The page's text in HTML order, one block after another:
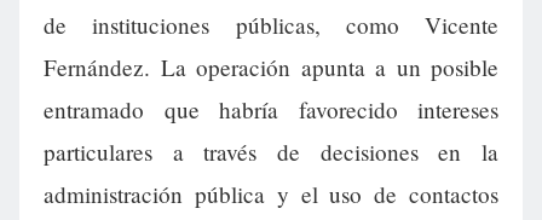
de instituciones públicas, como Vicente
Fernández. La operación apunta a un posible
entramado que habría favorecido intereses
particulares a través de decisiones en la
administración pública y el uso de contactos